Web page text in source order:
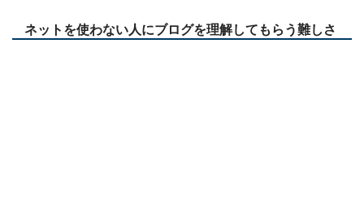
ネットを使わない人にブログを理解してもらう難しさ